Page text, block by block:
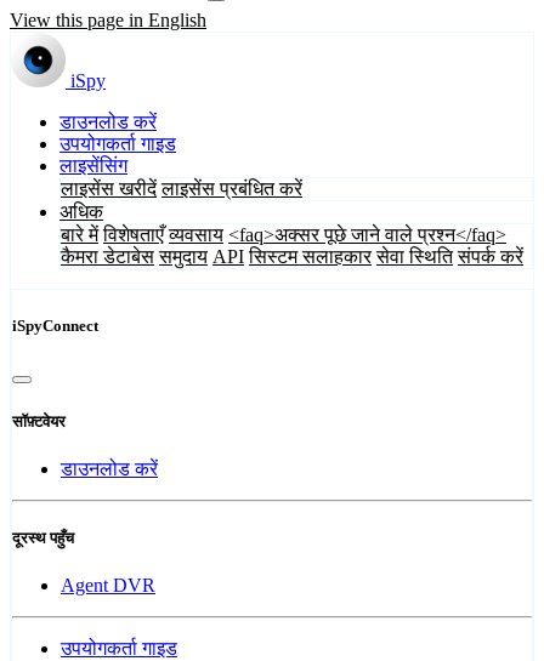
View this page in English
iSpy
डाउनलोड करें
उपयोगकर्ता गाइड
लाइसेंसिंग
लाइसेंस खरीदें लाइसेंस प्रबंधित करें
अधिक
बारे में विशेषताएँ व्यवसाय <faq>अक्सर पूछे जाने वाले प्रश्न</faq>
कैमरा डेटाबेस समुदाय API सिस्टम सलाहकार सेवा स्थिति संपर्क करें
iSpyConnect
सॉफ़्टवेयर
डाउनलोड करें
दूरस्थ पहुँच
Agent DVR
उपयोगकर्ता गाइड